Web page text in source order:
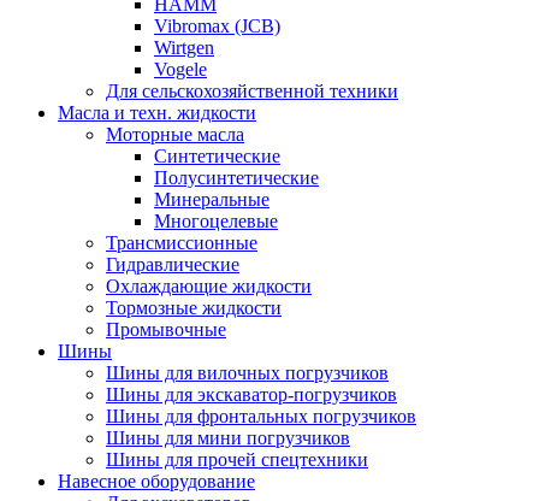
Vibromax (JCB)
Wirtgen
Vogele
Для сельскохозяйственной техники
Масла и техн. жидкости
Моторные масла
Синтетические
Полусинтетические
Минеральные
Многоцелевые
Трансмиссионные
Гидравлические
Охлаждающие жидкости
Тормозные жидкости
Промывочные
Шины
Шины для вилочных погрузчиков
Шины для экскаватор-погрузчиков
Шины для фронтальных погрузчиков
Шины для мини погрузчиков
Шины для прочей спецтехники
Навесное оборудование